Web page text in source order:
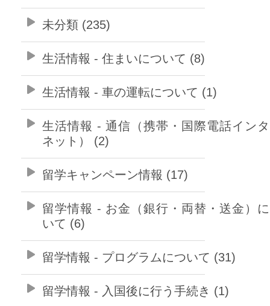
未分類 (235)
生活情報 - 住まいについて (8)
生活情報 - 車の運転について (1)
生活情報 - 通信（携帯・国際電話イン
ネット） (2)
留学キャンペーン情報 (17)
留学情報 - お金（銀行・両替・送金）
いて (6)
留学情報 - プログラムについて (31)
留学情報 - 入国後に行う手続き (1)